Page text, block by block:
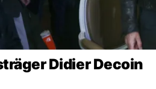
Didier Decoin